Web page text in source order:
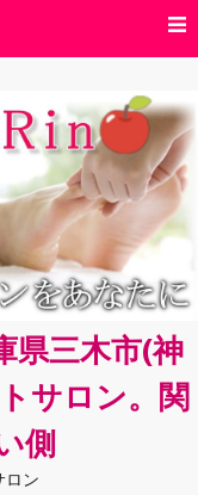
県三木市(神
サロン。関
側
ロン